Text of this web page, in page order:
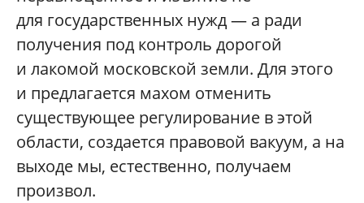
для государственных нужд — а ради
получения под контроль дорогой
и лакомой московской земли. Для этого
и предлагается махом отменить
существующее регулирование в этой
области, создается правовой вакуум, а на
выходе мы, естественно, получаем
произвол.